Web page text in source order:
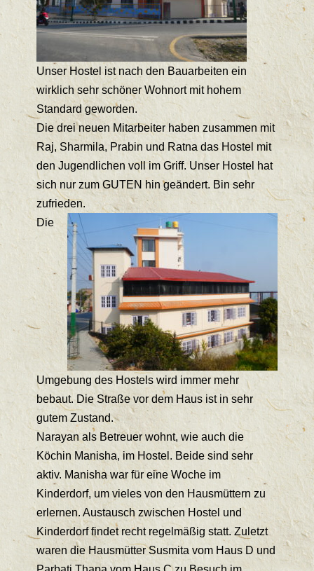
Unser Hostel ist nach den Bauarbeiten ein
wirklich sehr schöner Wohnort mit hohem
Standard geworden.
Die drei neuen Mitarbeiter haben zusammen mit
Raj, Sharmila, Prabin und Ratna das Hostel mit
den Jugendlichen voll im Griff. Unser Hostel hat
sich nur zum GUTEN hin geändert. Bin sehr
zufrieden.
Die
Umgebung des Hostels wird immer mehr
bebaut. Die Straße vor dem Haus ist in sehr
gutem Zustand.
Narayan als Betreuer wohnt, wie auch die
Köchin Manisha, im Hostel. Beide sind sehr
aktiv. Manisha war für eine Woche im
Kinderdorf, um vieles von den Hausmüttern zu
erlernen. Austausch zwischen Hostel und
Kinderdorf findet recht regelmäßig statt. Zuletzt
waren die Hausmütter Susmita vom Haus D und